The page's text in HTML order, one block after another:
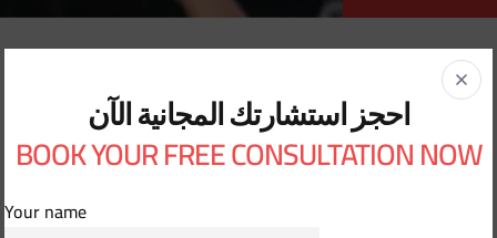
احجز استشارتك المجانية الآن
BOOK YOUR FREE CONSULTATION NOW
Your name